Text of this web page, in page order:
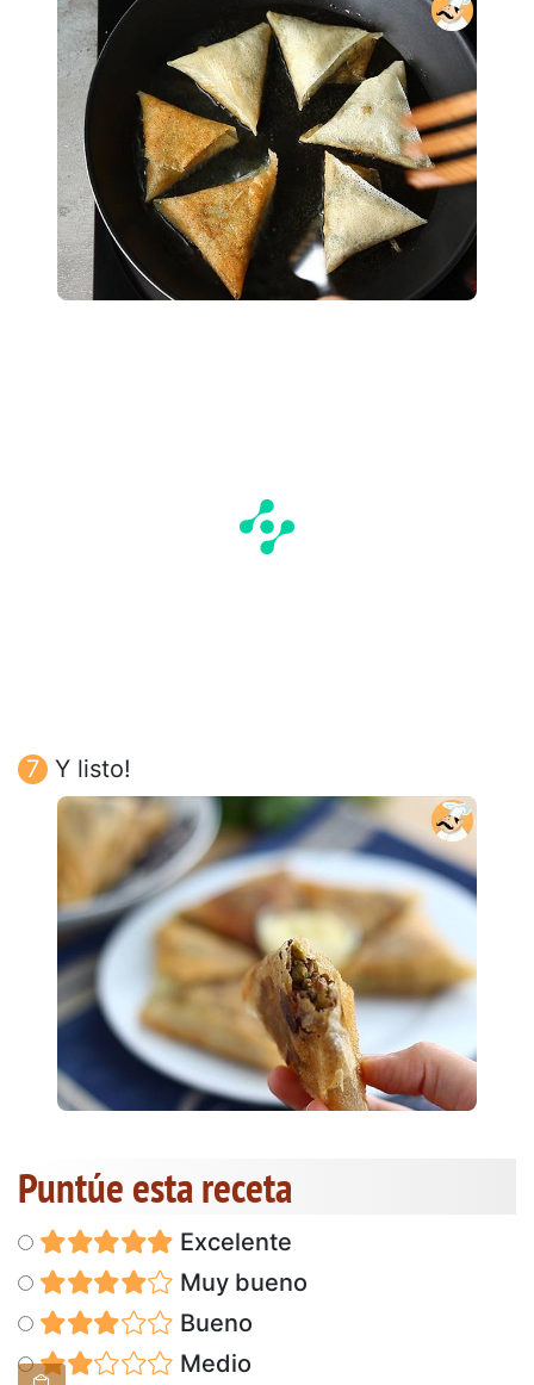
Y listo!
Puntúe esta receta
Excelente
Muy bueno
Bueno
Medio